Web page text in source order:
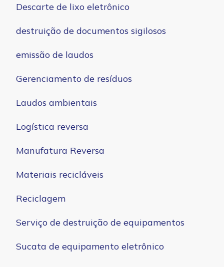
Descarte de lixo eletrônico
destruição de documentos sigilosos
emissão de laudos
Gerenciamento de resíduos
Laudos ambientais
Logística reversa
Manufatura Reversa
Materiais recicláveis
Reciclagem
Serviço de destruição de equipamentos
Sucata de equipamento eletrônico